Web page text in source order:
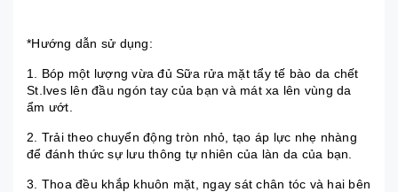
*Hướng dẫn sử dụng:
1. Bóp một lượng vừa đủ Sữa rửa mặt tẩy tế bào da chết
St.Ives lên đầu ngón tay của bạn và mát xa lên vùng da
ẩm ướt.
2. Trải theo chuyển động tròn nhỏ, tạo áp lực nhẹ nhàng
để đánh thức sự lưu thông tự nhiên của làn da của bạn.
3. Thoa đều khắp khuôn mặt, ngay sát chân tóc và hai bên